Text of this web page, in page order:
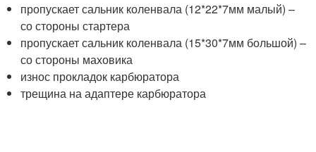
пропускает сальник коленвала (12*22*7мм малый) –
со стороны стартера
пропускает сальник коленвала (15*30*7мм большой) –
со стороны маховика
износ прокладок карбюратора
трещина на адаптере карбюратора